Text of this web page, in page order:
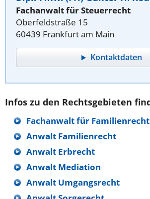
Fachanwalt für Steuerrecht
Oberfeldstraße 15
60439 Frankfurt am Main
Kontaktdaten
Infos zu den Rechtsgebieten
Fachanwalt für Familienrecht
Anwalt Familienrecht
Anwalt Erbrecht
Anwalt Mediation
Anwalt Umgangsrecht